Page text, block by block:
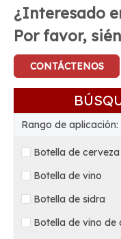
¿Interesado
Por favor,
CONTÁCTENOS
Rango de aplicación:
Botella de cerveza
Botella de vino
Botella de sidra
Botella de vino de